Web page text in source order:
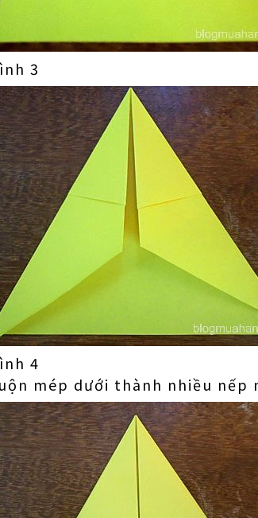
3
4
mép dưới thành nhiều nếp